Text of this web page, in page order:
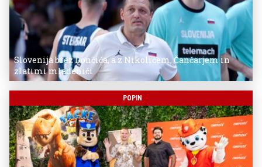
Slovenija brez Dončića, a z Nikolićem, Čančarjem in
zlatimi mladeniči
POPIN